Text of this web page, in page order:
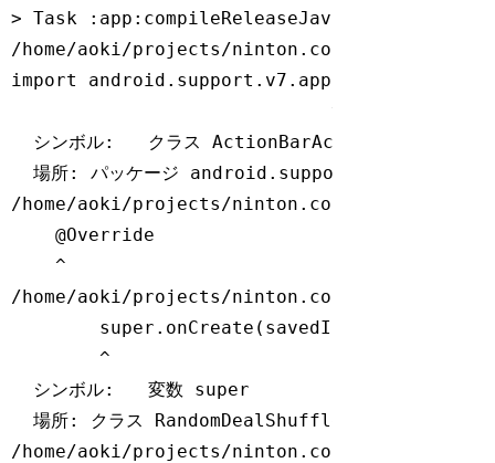
> Task :app:compileReleaseJavaWithJavac
/home/aoki/projects/ninton.co.jp/
import
                             ^
  シンボル:   クラス ActionBarActivity
  場所: パッケージ android.support.v7.app
/home/aoki/projects/ninton.co.jp/
    @Override
/home/aoki/projects/ninton.co.jp/
super .onCreate(savedInstanceState);
        ^
  シンボル:   変数
super
  場所: クラス RandomDealShuffleActivity
/home/aoki/projects/ninton.co.jp/